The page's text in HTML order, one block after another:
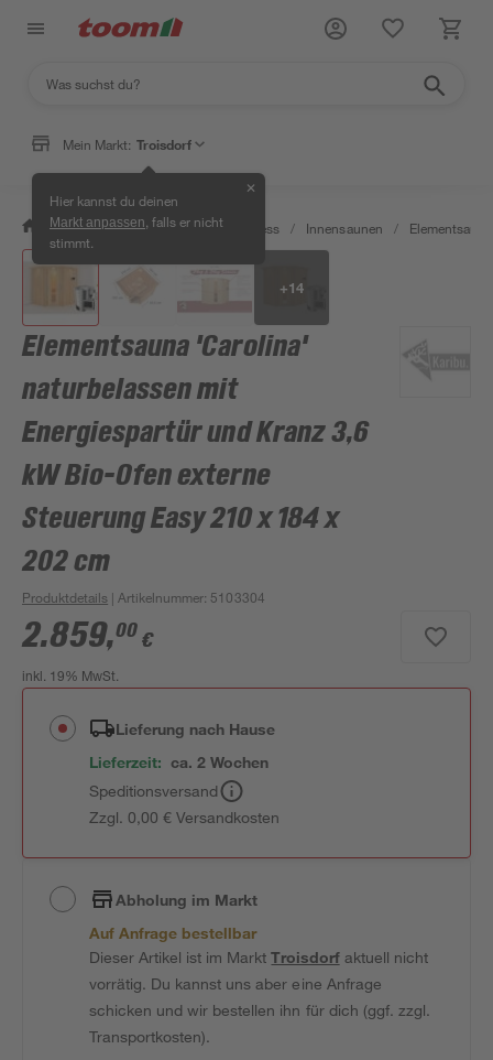
Mein Markt: Troisdorf
Hier kannst du deinen
Markt anpassen , falls er nicht
stimmt.
✕
/ Bad & Sanitär / Sauna & Wellness / Innensaunen /
+14
Elementsauna 'Carolina'
naturbelassen mit
Energiespartür und Kranz 3,6
kW Bio-Ofen externe
Steuerung Easy 210 x 184 x
202 cm
Produktdetails | Artikelnummer: 5103304
2.859,00 €
inkl. 19% MwSt.
Lieferung nach Hause
Lieferzeit: ca. 2 Wochen
Speditionsversand
Zzgl. 0,00 € Versandkosten
Abholung im Markt
Auf Anfrage bestellbar
Dieser Artikel ist im MarktTroisdorfaktuell nicht
vorrätig. Du kannst uns aber eine Anfrage
schicken und wir bestellen ihn für dich (ggf. zzgl.
Transportkosten).